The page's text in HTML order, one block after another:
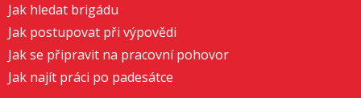
Jak hledat brigádu
Jak postupovat při výpovědi
Jak se připravit na pracovní pohovor
Jak najít práci po padesátce